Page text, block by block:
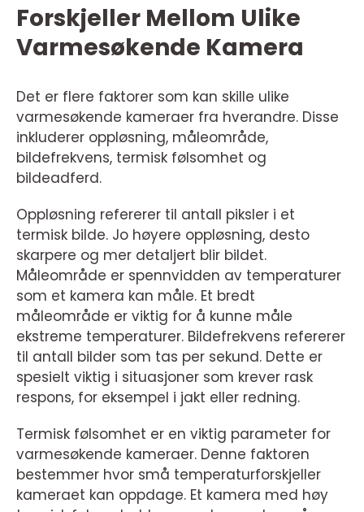
Forskjeller Mellom Ulike
Varmesøkende Kamera
Det er flere faktorer som kan skille ulike
varmesøkende kameraer fra hverandre. Disse
inkluderer oppløsning, måleområde,
bildefrekvens, termisk følsomhet og
bildeadferd.
Oppløsning refererer til antall piksler i et
termisk bilde. Jo høyere oppløsning, desto
skarpere og mer detaljert blir bildet.
Måleområde er spennvidden av temperaturer
som et kamera kan måle. Et bredt
måleområde er viktig for å kunne måle
ekstreme temperaturer. Bildefrekvens refererer
til antall bilder som tas per sekund. Dette er
spesielt viktig i situasjoner som krever rask
respons, for eksempel i jakt eller redning.
Termisk følsomhet er en viktig parameter for
varmesøkende kameraer. Denne faktoren
bestemmer hvor små temperaturforskjeller
kameraet kan oppdage. Et kamera med høy